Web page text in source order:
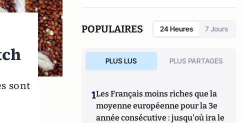
sont
POPULAIRES 24 Heures 7 Jours
PLUS LUS PLUS PARTAGES
1Les Français moins riches que la
moyenne européenne pour la 3e
année consécutive : jusqu'où ira le